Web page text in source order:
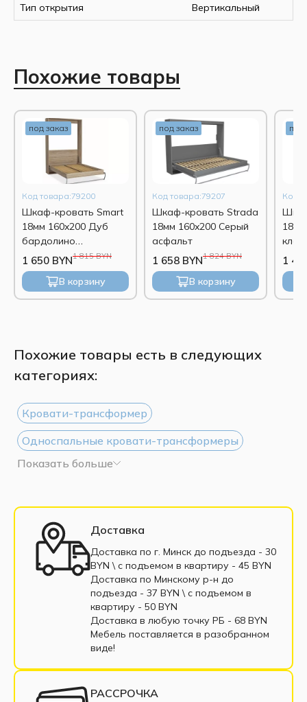
Тип открытия Вертикальный
Похожие товары
под заказ
Код товара:79200
Шкаф-кровать Smart
18мм 160x200 Дуб
бардолино
натуральный1 815 BYN
1 650 BYN
В корзину
под заказ
Код товара:79207
Шкаф-кровать Strada
18мм 160x200 Серый
асфальт
1 824 BYN
1 658 BYN
В корзину
под
Код
1
Похожие товары есть в следующих
категориях:
Кровати-трансформер
Односпальные кровати-трансформеры
Шкафы-кровати 90x200
Шкафы-кровати 160x200
Двуспальные кровати-трансформеры
Мебель-трансформер в рассрочку
Шкафы-кровати с диваном
Кровати-трансформеры горизонтальные
Показать больше
Доставка
Доставка по г. Минск до подъезда - 30
BYN \ c подъемом в квартиру - 45 BYN
Доставка по Минскому р-н до
подъезда - 37 BYN \ c подъемом в
квартиру - 50 BYN
Доставка в любую точку РБ - 68 BYN
Мебель поставляется в разобранном
виде!
РАССРОЧКА